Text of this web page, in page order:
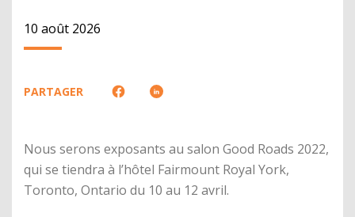
10 août 2026
PARTAGER
Nous serons exposants au salon Good Roads 2022,
qui se tiendra à l’hôtel Fairmount Royal York,
Toronto, Ontario du 10 au 12 avril.